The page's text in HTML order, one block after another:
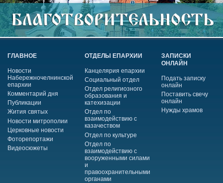
ГЛАВНОЕ
Новости
Набережночелнинской
епархии
Комментарий дня
Публикации
Жития святых
Новости митрополии
Церковные новости
Фоторепортажи
Видеосюжеты
ОТДЕЛЫ ЕПАРХИИ
Канцелярия епархии
Социальный отдел
Отдел религиозного
образования и
катехизации
Отдел по
взаимодействию с
казачеством
Отдел по культуре
Отдел по
взаимодействию с
вооруженными силами
и
правоохранительными
органами
ЗАПИСКИ
ОНЛАЙН
Подать записку
онлайн
Поставить свечу
онлайн
Нужды храмов